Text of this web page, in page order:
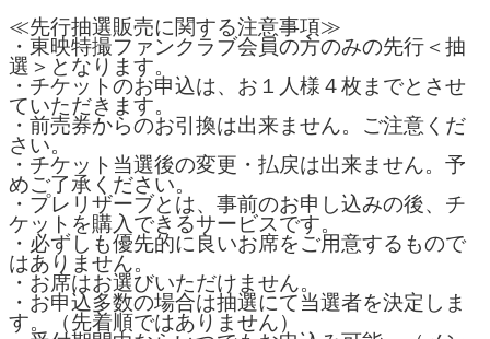
≪先行抽選販売に関する注意事項≫
・東映特撮ファンクラブ会員の方のみの先行＜抽
選＞となります。
・チケットのお申込は、お１人様４枚までとさせ
ていただきます。
・前売券からのお引換は出来ません。ご注意くだ
さい。
・チケット当選後の変更・払戻は出来ません。予
めご了承ください。
・プレリザーブとは、事前のお申し込みの後、チ
ケットを購入できるサービスです。
・必ずしも優先的に良いお席をご用意するもので
はありません。
・お席はお選びいただけません。
・お申込多数の場合は抽選にて当選者を決定しま
す。（先着順ではありません）